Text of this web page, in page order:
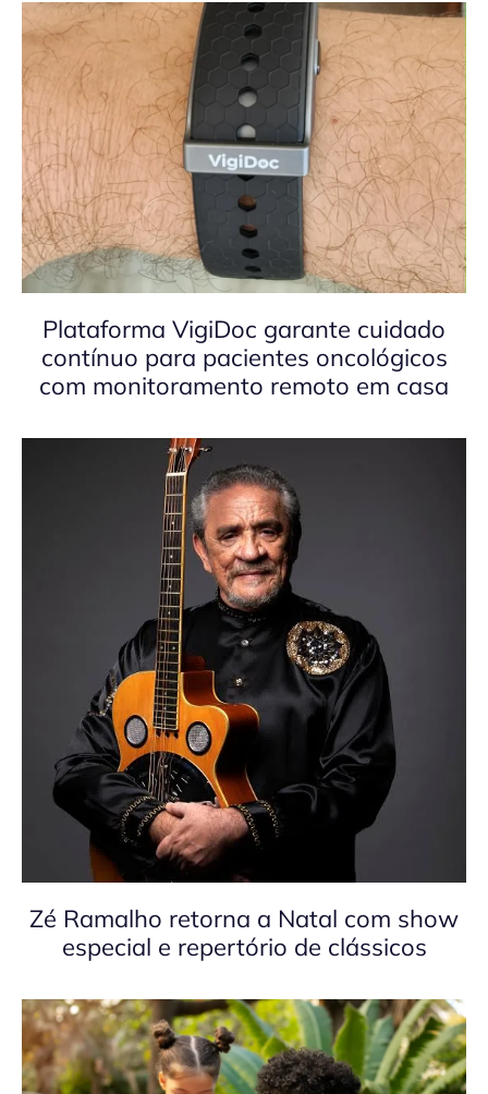
Plataforma VigiDoc garante cuidado
contínuo para pacientes oncológicos
com monitoramento remoto em casa
Zé Ramalho retorna a Natal com show
especial e repertório de clássicos